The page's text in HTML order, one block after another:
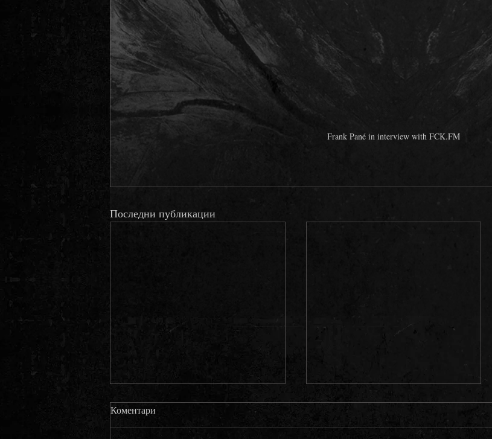
Frank Pané in interview with FCK.FM
Последни публикации
Коментари